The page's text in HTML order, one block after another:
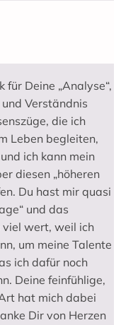
Deine „Analyse“,
Verständnis
die ich
Leben begleiten,
ich kann mein
diesen „höheren
Du hast mir quasi
und das
viel wert, weil ich
um meine Talente
ich dafür noch
Deine feinfühlige,
hat mich dabei
Dir von Herzen